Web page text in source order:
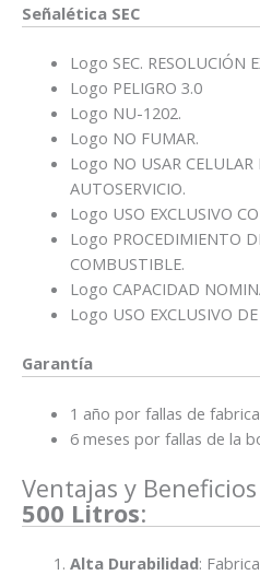
Señalética SEC
Logo SEC. RESOLUCIÓN
Logo PELIGRO 3.0
Logo NU-1202.
Logo NO FUMAR.
Logo NO USAR CELULAR
AUTOSERVICIO.
Logo USO EXCLUSIVO
Logo PROCEDIMIENTO
COMBUSTIBLE.
Logo CAPACIDAD
Logo USO EXCLUSIVO
Garantía
1 año por fallas de
6 meses por fallas de la
Ventajas y
500 Litros:
Alta Durabilidad: